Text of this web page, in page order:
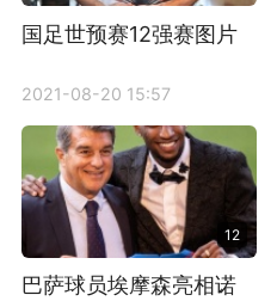
国足世预赛12强赛图片
2021-08-20 15:57
12
巴萨球员埃摩森亮相诺